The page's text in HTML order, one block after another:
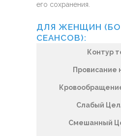
его сохранения.
ДЛЯ ЖЕНЩИН
СЕАНСОВ):
Контур
Провисание
Слабый
Смешанный